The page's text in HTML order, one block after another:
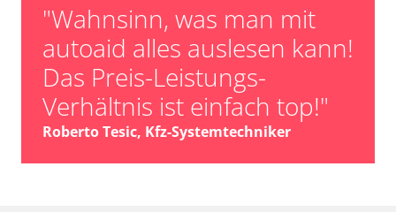
"Wahnsinn, was man mit
autoaid alles auslesen kann!
Das Preis-Leistungs-
Verhältnis ist einfach top!"
Roberto Tesic, Kfz-Systemtechniker